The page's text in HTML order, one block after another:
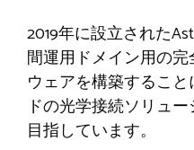
2019年に設立された
間運用ドメイン用の
ウェアを構築するこ
ドの光学接続ソリュ
目指しています。